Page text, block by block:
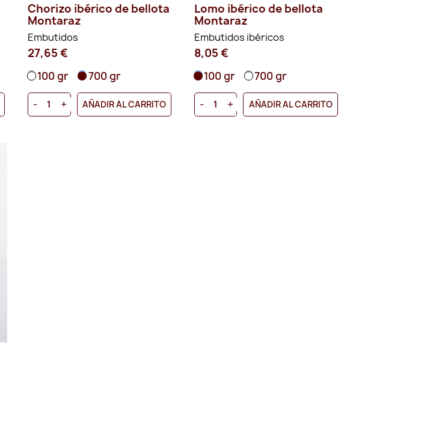
Chorizo ibérico de bellota
Montaraz
Embutidos
27,65 €
100 gr 700 gr
- + AÑADIR AL CARRITO
Lomo ibérico de bellota
Montaraz
Embutidos ibéricos
8,05 €
100 gr 700 gr
- + AÑADIR AL CARRITO